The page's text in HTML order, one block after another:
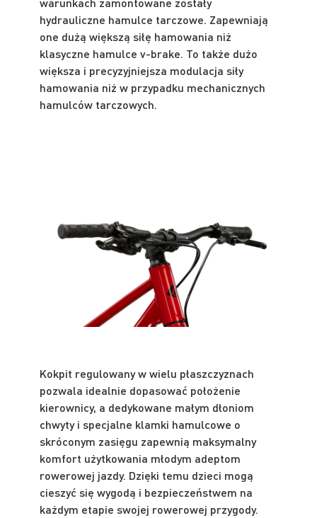
hydrauliczne hamulce tarczowe. Zapewniają
one dużą większą siłę hamowania niż
klasyczne hamulce v-brake. To także dużo
większa i precyzyjniejsza modulacja siły
hamowania niż w przypadku mechanicznych
hamulców tarczowych.
Kokpit regulowany w wielu płaszczyznach
pozwala idealnie dopasować położenie
kierownicy, a dedykowane małym dłoniom
chwyty i specjalne klamki hamulcowe o
skróconym zasięgu zapewnią maksymalny
komfort użytkowania młodym adeptom
rowerowej jazdy. Dzięki temu dzieci mogą
cieszyć się wygodą i bezpieczeństwem na
każdym etapie swojej rowerowej przygody.